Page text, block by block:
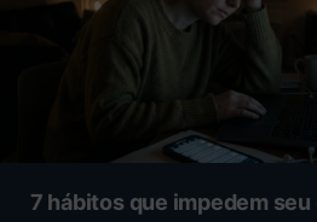
7 hábitos que impedem